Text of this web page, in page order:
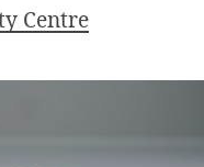
Centre